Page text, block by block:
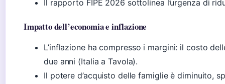
Il rapporto FIPE 2026 sottolinea l’urgenza di
Impatto dell’economia e inflazione
L’inflazione ha compresso i margini: il costo
due anni (Italia a Tavola).
Il potere d’acquisto delle famiglie è diminuito,